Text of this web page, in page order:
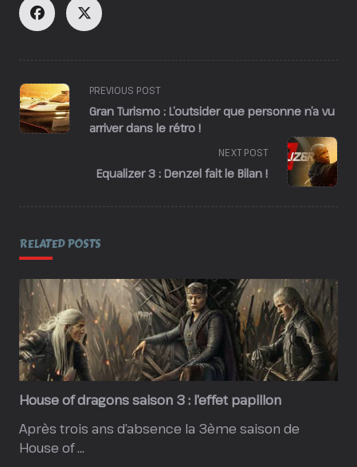
<span
class="nav-
subtitle
text">Page</span>
PREVIOUS POST
Gran Turismo : L’outsider que personne n’a vu
arriver dans le rétro !
NEXT POST
Equalizer 3 : Denzel fait le Bilan !
RELATED POSTS
House of dragons saison 3 : l’effet papillon
Après trois ans d’absence la 3ème saison de
House of...